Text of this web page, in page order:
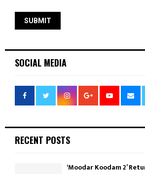
SOCIAL MEDIA
RECENT POSTS
‘Moodar Koodam 2’